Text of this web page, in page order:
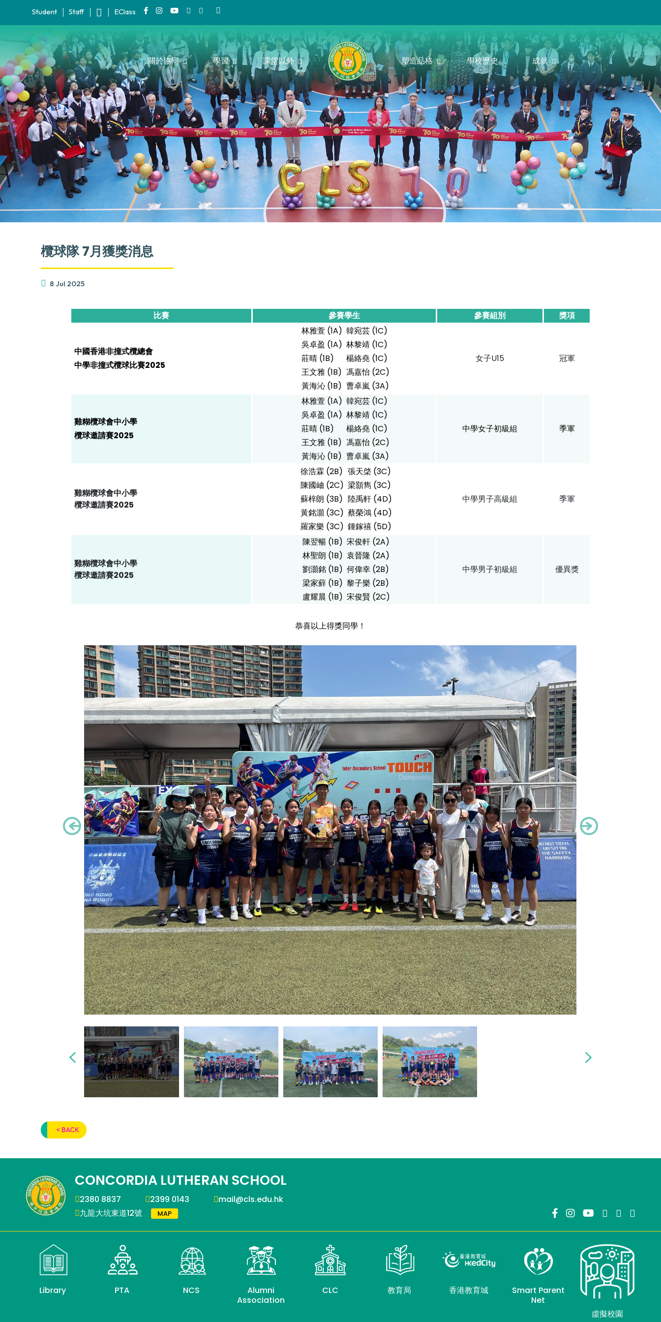
Student Staff EClass
關於協同 學習 課堂以外 塑造品格 學校歷史 成就
欖球隊 7月獲獎消息
8 Jul 2025
比賽 參賽學生 參賽組別 獎項
中國香港非撞式欖總會
中學非撞式欖球比賽2025
林雅萱 (1A)
吳卓盈 (1A)
莊晴 (1B)
王文雅 (1B)
黃海沁 (1B)
韓宛芸 (1C)
林黎靖 (1C)
楊絡堯 (1C)
馮嘉怡 (2C)
曹卓嵐 (3A)
女子U15 冠軍
雞糊欖球會中小學
欖球邀請賽2025
林雅萱 (1A)
吳卓盈 (1A)
莊晴 (1B)
王文雅 (1B)
黃海沁 (1B)
韓宛芸 (1C)
林黎靖 (1C)
楊絡堯 (1C)
馮嘉怡 (2C)
曹卓嵐 (3A)
中學女子初級組 季軍
雞糊欖球會中小學
欖球邀請賽2025
徐浩霖 (2B)
陳國岫 (2C)
蘇梓朗 (3B)
黃銘灝 (3C)
羅家樂 (3C)
張天棨 (3C)
梁顥雋 (3C)
陸禹軒 (4D)
蔡榮鴻 (4D)
鍾鎵禧 (5D)
中學男子高級組 季軍
雞糊欖球會中小學
欖球邀請賽2025
陳翌暢 (1B)
林聖朗 (1B)
劉灝銘 (1B)
梁家蘚 (1B)
盧耀晨 (1B)
宋俊軒 (2A)
袁晉隆 (2A)
何偉幸 (2B)
黎子樂 (2B)
宋俊賢 (2C)
中學男子初級組 優異獎
恭喜以上得獎同學！
< BACK
CONCORDIA LUTHERAN SCHOOL
2380 8837 2399 0143
mail@cls.edu.hk
九龍大坑東道12號
MAP
Library PTA NCS
Alumni
Association
CLC 教育局 香港教育城
Smart Parent
Net
虛擬校園